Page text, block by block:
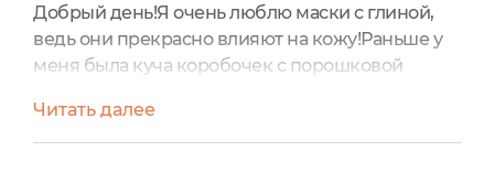
Добрый день!Я очень люблю маски с глиной,
ведь они прекрасно влияют на кожу!Раньше у
меня была куча коробочек с порошковой
отмывать мисочки и кисточки. Так же их минус
был ещё и в том, что они сушили кожу. Теперь я
Читать далее